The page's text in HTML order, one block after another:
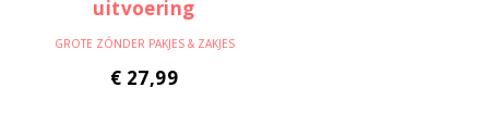
GROTE ZÓNDER PAKJES & ZAKJES
€ 27,99